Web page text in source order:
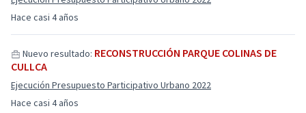
Hace casi 4 años
Hace casi 4 años
Nuevo resultado: RECONSTRUCCIÓN PARQUE COLINAS DE
CULLCA
Ejecución Presupuesto Participativo Urbano 2022